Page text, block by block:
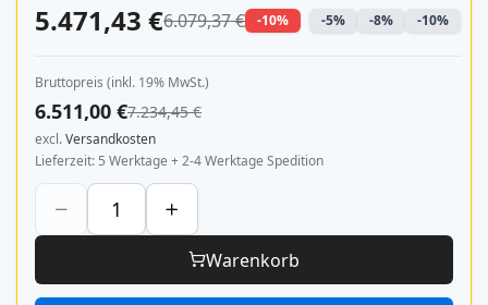
5.471,43 €6.079,37 € -10% -5% -8% -10%
Bruttopreis (inkl. 19% MwSt.)
6.511,00 €7.234,45 €
excl.Versandkosten
Lieferzeit 5 Werktage + 2-4 Werktage Spedition
Warenkorb